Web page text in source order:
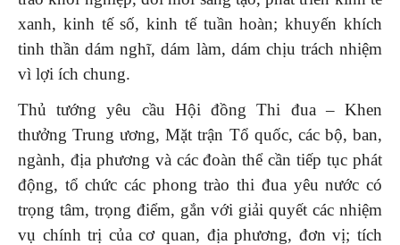
xanh, kinh tế số, kinh tế tuần hoàn; khuyến khích
tinh thần dám nghĩ, dám làm, dám chịu trách nhiệm
vì lợi ích chung.
Thủ tướng yêu cầu Hội đồng Thi đua – Khen
thưởng Trung ương, Mặt trận Tổ quốc, các bộ, ban,
ngành, địa phương và các đoàn thể cần tiếp tục phát
động, tổ chức các phong trào thi đua yêu nước có
trọng tâm, trọng điểm, gắn với giải quyết các nhiệm
vụ chính trị của cơ quan, địa phương, đơn vị; tích